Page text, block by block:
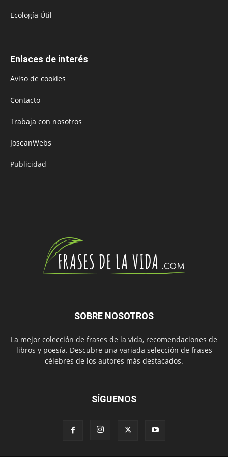
Ecología Útil
Enlaces de interés
Aviso de cookies
Contacto
Trabaja con nosotros
JoseanWebs
Publicidad
SOBRE NOSOTROS
La mejor colección de frases de la vida, recomendaciones de
libros y poesía. Descubre una variada selección de frases
célebres de los autores más destacados.
SÍGUENOS